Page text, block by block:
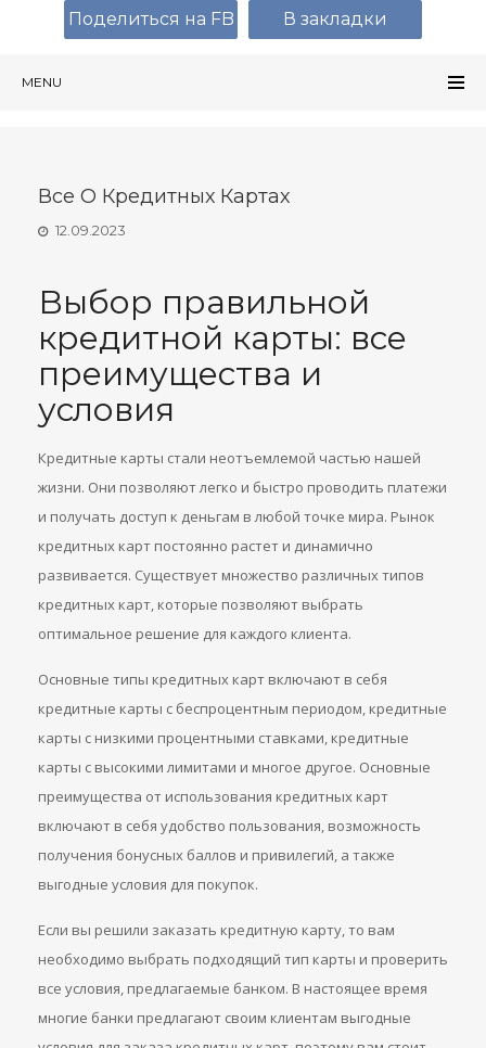
MENU
Все О Кредитных Картах
12.09.2023
Выбор правильной
кредитной карты: все
преимущества и
условия
Кредитные карты стали неотъемлемой частью нашей
жизни. Они позволяют легко и быстро проводить платежи
и получать доступ к деньгам в любой точке мира. Рынок
кредитных карт постоянно растет и динамично
развивается. Существует множество различных типов
кредитных карт, которые позволяют выбрать
оптимальное решение для каждого клиента.
Основные типы кредитных карт включают в себя
кредитные карты с беспроцентным периодом, кредитные
карты с низкими процентными ставками, кредитные
карты с высокими лимитами и многое другое. Основные
преимущества от использования кредитных карт
включают в себя удобство пользования, возможность
получения бонусных баллов и привилегий, а также
выгодные условия для покупок.
Если вы решили заказать кредитную карту, то вам
необходимо выбрать подходящий тип карты и проверить
все условия, предлагаемые банком. В настоящее время
многие банки предлагают своим клиентам выгодные
Поделиться на FB В закладки